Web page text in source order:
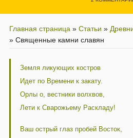
Главная страница » Статьи »
» Священные камни славян
Земля ликующих костров
Идет по Времени к закату.
Орлы о, вестники волхвов,
Лети к Сварожьему Раскладу!
Ваш острый глаз пробей Восток,